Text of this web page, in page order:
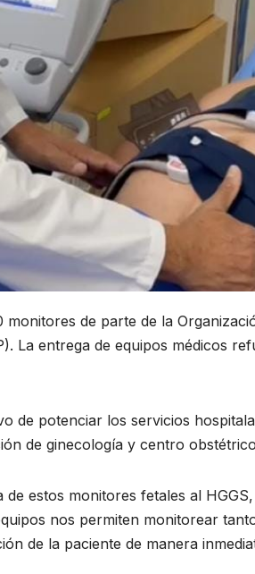
de parte de la
La entrega de equipos médicos
de potenciar los servicios
de ginecología y centro
estos monitores fetales al
nos permiten monitorear
de la paciente de manera